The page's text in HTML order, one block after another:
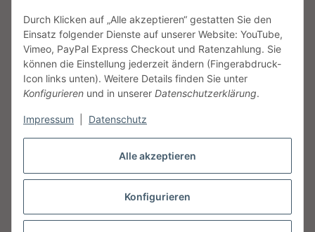
Alle akzeptieren
Konfigurieren
Durch Klicken auf „Alle akzeptieren“ gestatten Sie den
Einsatz folgender Dienste auf unserer Website: YouTube,
Vimeo, PayPal Express Checkout und Ratenzahlung. Sie
können die Einstellung jederzeit ändern (Fingerabdruck-
Icon links unten). Weitere Details finden Sie unter
Konfigurieren und in unserer Datenschutzerklärung.
Impressum Datenschutz
Informationen
Gesetzliche Informationen
Geschäftszeiten
Montagnur nach Vereinbarung
Dienstag - Freitag 09:30 - 17:00 Uhr
09:00 - 13:00 Uhr und nach telefonischer
Vertrag widerrufen